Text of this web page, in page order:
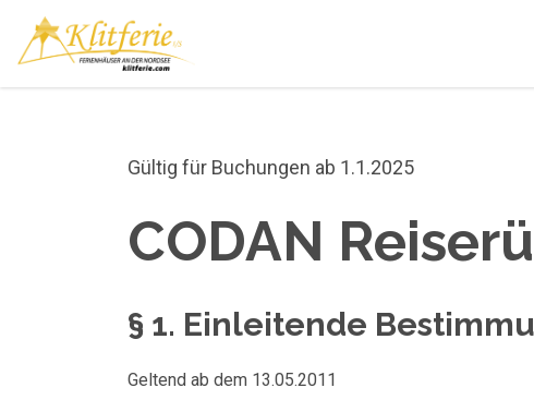
Gültig für Buchungen ab 1.1.2025
CODAN
§ 1. Einleitende
Geltend ab dem 13.05.2011